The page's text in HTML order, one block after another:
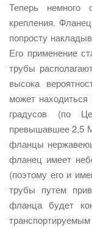
Теперь немного
крепления.
попросту
Его применение
трубы
высока
может
градусов (по
превышавшее 2,5
фланцы
фланец имеет
(поэтому его и
трубы путем
фланца будет